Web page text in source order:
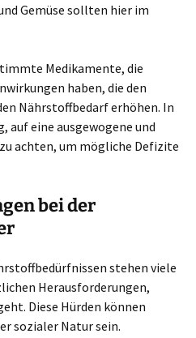
Gemüse sollten hier im
Medikamente, die
haben, die den
Nährstoffbedarf erhöhen. In
auf eine ausgewogene und
achten, um mögliche Defizite
bei der
stehen viele
Herausforderungen,
Diese Hürden können
sozialer Natur sein.